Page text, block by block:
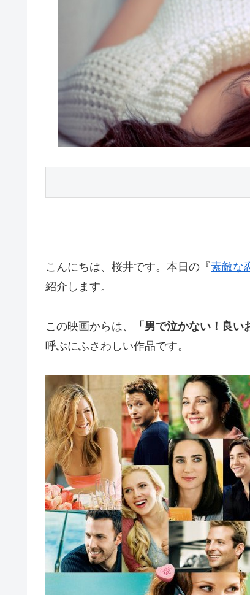
こんにちは、桜井です。本日の『素敵な
紹介します。
この映画からは、 「男で泣かない！良い
呼ぶにふさわしい作品です。